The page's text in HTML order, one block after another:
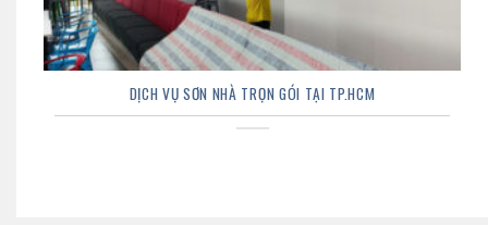
DỊCH VỤ SƠN NHÀ TRỌN GÓI TẠI TP.HCM